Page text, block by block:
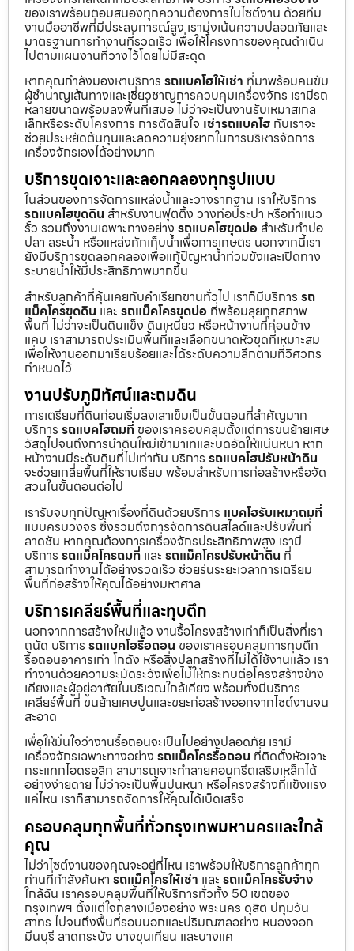
ของเราพร้อมตอบสนองทุกความต้องการในไซต์งาน ด้วยทีม
งานมืออาชีพที่มีประสบการณ์สูง เรามุ่งเน้นความปลอดภัยและ
มาตรฐานการทำงานที่รวดเร็ว เพื่อให้โครงการของคุณดำเนิน
ไปตามแผนงานที่วางไว้โดยไม่มีสะดุด
หากคุณกำลังมองหาบริการ รถแบคโฮให้เช่า ที่มาพร้อมคนขับ
ผู้ชำนาญเส้นทางและเชี่ยวชาญการควบคุมเครื่องจักร เรามีรถ
หลายขนาดพร้อมลงพื้นที่เสมอ ไม่ว่าจะเป็นงานรับเหมาสเกล
เล็กหรือระดับโครงการ การตัดสินใจ เช่ารถแบคโฮ กับเราจะ
ช่วยประหยัดต้นทุนและลดความยุ่งยากในการบริหารจัดการ
เครื่องจักรเองได้อย่างมาก
บริการขุดเจาะและลอกคลองทุกรูปแบบ
ในส่วนของการจัดการแหล่งน้ำและวางรากฐาน เราให้บริการ
รถแบคโฮขุดดิน สำหรับงานฟุตติ้ง วางท่อประปา หรือทำแนว
รั้ว รวมถึงงานเฉพาะทางอย่าง รถแบคโฮขุดบ่อ สำหรับทำบ่อ
ปลา สระน้ำ หรือแหล่งกักเก็บน้ำเพื่อการเกษตร นอกจากนี้เรา
ยังมีบริการขุดลอกคลองเพื่อแก้ปัญหาน้ำท่วมขังและเปิดทาง
ระบายน้ำให้มีประสิทธิภาพมากขึ้น
สำหรับลูกค้าที่คุ้นเคยกับคำเรียกขานทั่วไป เราก็มีบริการ รถ
แม็คโครขุดดิน และ รถแม็คโครขุดบ่อ ที่พร้อมลุยทุกสภาพ
พื้นที่ ไม่ว่าจะเป็นดินแข็ง ดินเหนียว หรือหน้างานที่ค่อนข้าง
แคบ เราสามารถประเมินพื้นที่และเลือกขนาดหัวขุดที่เหมาะสม
เพื่อให้งานออกมาเรียบร้อยและได้ระดับความลึกตามที่วิศวกร
กำหนดไว้
งานปรับภูมิทัศน์และถมดิน
การเตรียมที่ดินก่อนเริ่มลงเสาเข็มเป็นขั้นตอนที่สำคัญมาก
บริการ รถแบคโฮถมที่ ของเราครอบคลุมตั้งแต่การขนย้ายเศษ
วัสดุไปจนถึงการนำดินใหม่เข้ามาเทและบดอัดให้แน่นหนา หาก
หน้างานมีระดับดินที่ไม่เท่ากัน บริการ รถแบคโฮปรับหน้าดิน
จะช่วยเกลี่ยพื้นที่ให้ราบเรียบ พร้อมสำหรับการก่อสร้างหรือจัด
สวนในขั้นตอนต่อไป
เรารับจบทุกปัญหาเรื่องที่ดินด้วยบริการ แบคโฮรับเหมาถมที่
แบบครบวงจร ซึ่งรวมถึงการจัดการดินสไลด์และปรับพื้นที่
ลาดชัน หากคุณต้องการเครื่องจักรประสิทธิภาพสูง เรามี
บริการ รถแม็คโครถมที่ และ รถแม็คโครปรับหน้าดิน ที่
สามารถทำงานได้อย่างรวดเร็ว ช่วยร่นระยะเวลาการเตรียม
พื้นที่ก่อสร้างให้คุณได้อย่างมหาศาล
บริการเคลียร์พื้นที่และทุบตึก
นอกจากการสร้างใหม่แล้ว งานรื้อโครงสร้างเก่าก็เป็นสิ่งที่เรา
ถนัด บริการ รถแบคโฮรื้อถอน ของเราครอบคลุมการทุบตึก
รื้อถอนอาคารเก่า โกดัง หรือสิ่งปลูกสร้างที่ไม่ได้ใช้งานแล้ว เรา
ทำงานด้วยความระมัดระวังเพื่อไม่ให้กระทบต่อโครงสร้างข้าง
เคียงและผู้อยู่อาศัยในบริเวณใกล้เคียง พร้อมทั้งมีบริการ
เคลียร์พื้นที่ ขนย้ายเศษปูนและขยะก่อสร้างออกจากไซต์งานจน
สะอาด
เพื่อให้มั่นใจว่างานรื้อถอนจะเป็นไปอย่างปลอดภัย เรามี
เครื่องจักรเฉพาะทางอย่าง รถแม็คโครรื้อถอน ที่ติดตั้งหัวเจาะ
กระแทกไฮดรอลิก สามารถเจาะทำลายคอนกรีตเสริมเหล็กได้
อย่างง่ายดาย ไม่ว่าจะเป็นพื้นปูนหนา หรือโครงสร้างที่แข็งแรง
แค่ไหน เราก็สามารถจัดการให้คุณได้เบ็ดเสร็จ
ครอบคลุมทุกพื้นที่ทั่วกรุงเทพมหานครและใกล้
คุณ
ไม่ว่าไซต์งานของคุณจะอยู่ที่ไหน เราพร้อมให้บริการลูกค้าทุก
ท่านที่กำลังค้นหา รถแม็คโครให้เช่า และ รถแม็คโครรับจ้าง
ใกล้ฉัน เราครอบคลุมพื้นที่ให้บริการทั่วทั้ง 50 เขตของ
กรุงเทพฯ ตั้งแต่ใจกลางเมืองอย่าง พระนคร ดุสิต ปทุมวัน
สาทร ไปจนถึงพื้นที่รอบนอกและปริมณฑลอย่าง หนองจอก
มีนบุรี ลาดกระบัง บางขุนเทียน และบางแค